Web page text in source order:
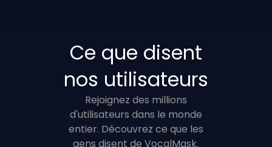
Ce que disent
nos utilisateurs
Rejoignez des millions
d'utilisateurs dans le monde
entier. Découvrez ce que les
gens disent de VocalMask.